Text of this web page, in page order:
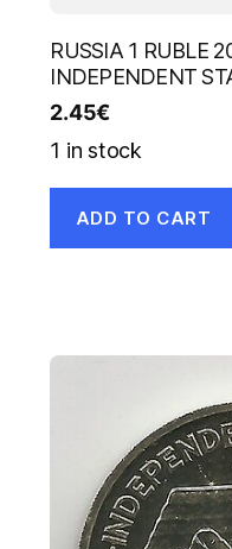
RUSSIA 1 RUBLE
INDEPENDENT
2.45€
1 in stock
ADD TO CART